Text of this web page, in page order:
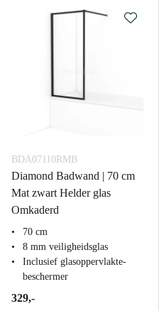
BDA07110RMB
Diamond Badwand | 70 cm
Mat zwart Helder glas
Omkaderd
70 cm
8 mm veiligheidsglas
Inclusief glasoppervlakte-
beschermer
329,-